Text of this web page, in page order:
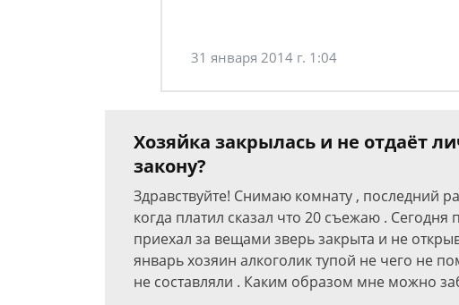
31 января 2014 г. 1:04
Хозяйка закрылась и не отдаёт
закону?
Здравствуйте! Снимаю комнату , последний
когда платил сказал что 20 съежаю .
приехал за вещами зверь закрыта и не
январь хозяин алкоголик тупой не чего не
не составляли . Каким образом мне можно